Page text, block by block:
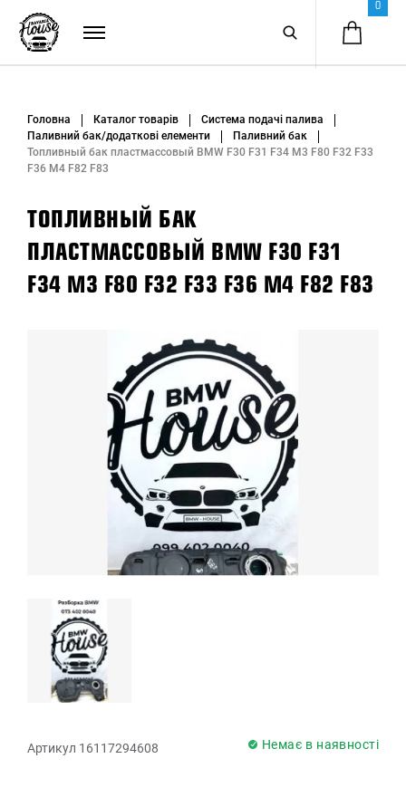
0
Головна Каталог товарів
Система подачі палива
Паливний бак/додаткові елементи
Паливний бак
Топливный бак пластмассовый BMW F30 F31 F34 M3 F80 F32 F33
F36 M4 F82 F83
ТОПЛИВНЫЙ БАК
ПЛАСТМАССОВЫЙ BMW F30 F31
F34 M3 F80 F32 F33 F36 M4 F82 F83
Артикул 16117294608 Немає в наявності